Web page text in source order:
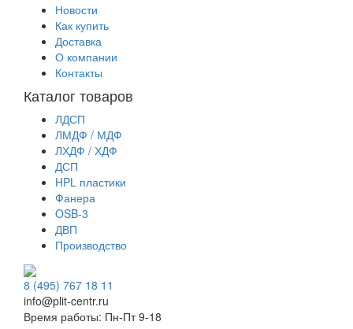
Новости
Как купить
Доставка
О компании
Контакты
Каталог товаров
ЛДСП
ЛМДФ / МДФ
ЛХДФ / ХДФ
ДСП
HPL пластики
Фанера
OSB-3
ДВП
Производство
8 (495) 767 18 11
info@plit-centr.ru
Время работы: Пн-Пт 9-18